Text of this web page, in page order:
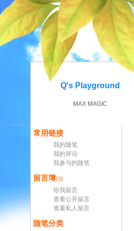
Q's Playground
MAX MAGIC
常用链接
我的随笔
我的评论
我参与的随笔
留言簿(3)
给我留言
查看公开留言
查看私人留言
随笔分类